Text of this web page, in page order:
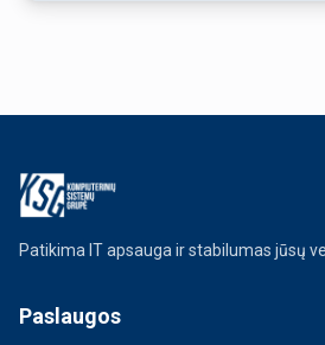
Patikima IT apsauga ir stabilumas jūsų
Paslaugos